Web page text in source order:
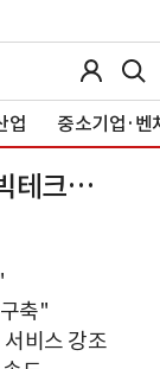
업 중소기업·벤
테크…
축"
비스 강조